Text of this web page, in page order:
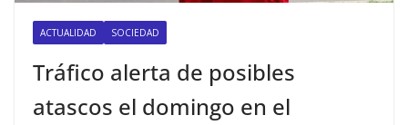
ACTUALIDAD SOCIEDAD
Tráfico alerta de posibles
atascos el domingo en el